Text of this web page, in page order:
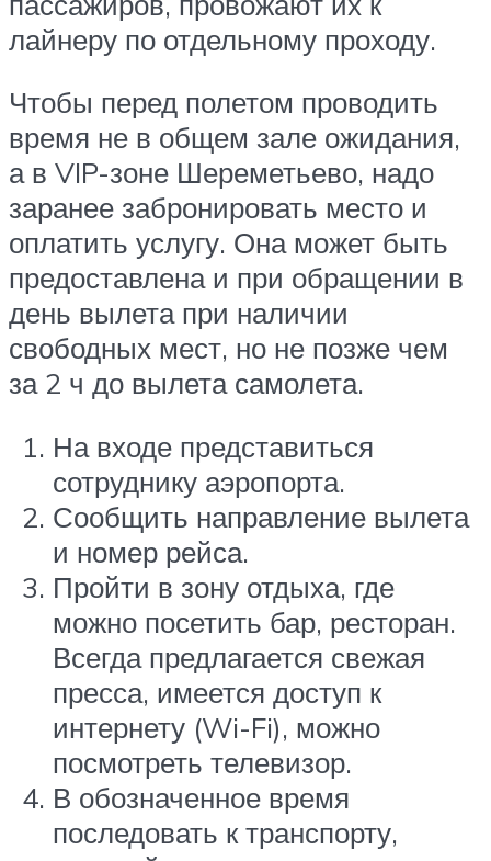
лайнеру по отдельному проходу.
Чтобы перед полетом проводить
время не в общем зале ожидания,
а в VIP-зоне Шереметьево, надо
заранее забронировать место и
оплатить услугу. Она может быть
предоставлена и при обращении в
день вылета при наличии
свободных мест, но не позже чем
за 2 ч до вылета самолета.
На входе представиться
сотруднику аэропорта.
Сообщить направление вылета
и номер рейса.
Пройти в зону отдыха, где
можно посетить бар, ресторан.
Всегда предлагается свежая
пресса, имеется доступ к
интернету (Wi-Fi), можно
посмотреть телевизор.
В обозначенное время
последовать к транспорту,